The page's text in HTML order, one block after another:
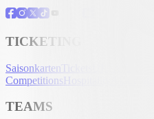
TICKETING
Saisonkarten
CompetitionsHospitality
TEAMS